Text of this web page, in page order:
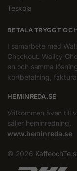
Teskola
BETALA TRYGGT
I samarbete med
Checkout. Walley
en och samma
kortbetalning,
HEMINREDA.SE
Välkommen även till
säljer heminredning.
www.heminreda.se
© 2026